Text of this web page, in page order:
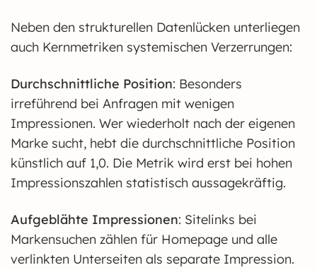
Neben den strukturellen Datenlücken unterliegen
auch Kernmetriken systemischen Verzerrungen:
Durchschnittliche Position: Besonders
irreführend bei Anfragen mit wenigen
Impressionen. Wer wiederholt nach der eigenen
Marke sucht, hebt die durchschnittliche Position
künstlich auf 1,0. Die Metrik wird erst bei hohen
Impressionszahlen statistisch aussagekräftig.
Aufgeblähte Impressionen: Sitelinks bei
Markensuchen zählen für Homepage und alle
verlinkten Unterseiten als separate Impression.